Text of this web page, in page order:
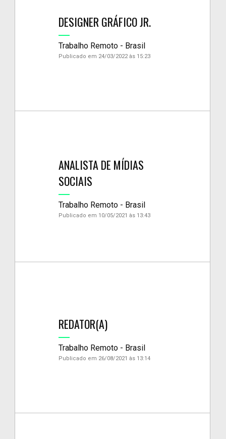
DESIGNER GRÁFICO JR.
Trabalho Remoto - Brasil
Publicado em 24/03/2022 às 15:23
ANALISTA DE MÍDIAS
SOCIAIS
Trabalho Remoto - Brasil
Publicado em 10/05/2021 às 13:43
REDATOR(A)
Trabalho Remoto - Brasil
Publicado em 26/08/2021 às 13:14